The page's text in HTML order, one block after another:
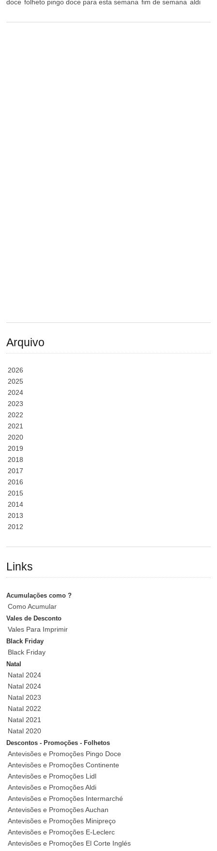
doce folheto pingo doce para esta semana fim de semana aldi
Arquivo
2026
2025
2024
2023
2022
2021
2020
2019
2018
2017
2016
2015
2014
2013
2012
Links
Acumulações como ?
Como Acumular
Vales de Desconto
Vales Para Imprimir
Black Friday
Black Friday
Natal
Natal 2024
Natal 2024
Natal 2023
Natal 2022
Natal 2021
Natal 2020
Descontos - Promoções - Folhetos
Antevisões e Promoções Pingo Doce
Antevisões e Promoções Continente
Antevisões e Promoções Lidl
Antevisões e Promoções Aldi
Antevisões e Promoções Intermarché
Antevisões e Promoções Auchan
Antevisões e Promoções Minipreço
Antevisões e Promoções E-Leclerc
Antevisões e Promoções El Corte Inglés